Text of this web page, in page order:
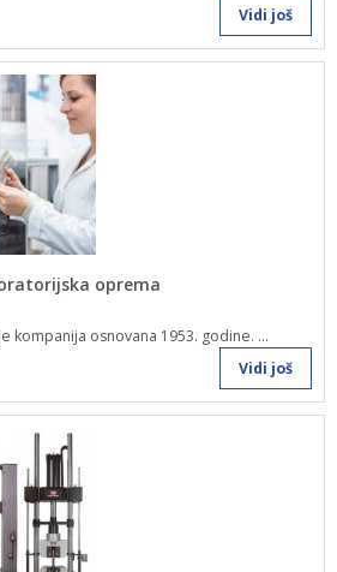
Vidi još
oprema
kompanija osnovana 1953. godine. ...
Vidi još